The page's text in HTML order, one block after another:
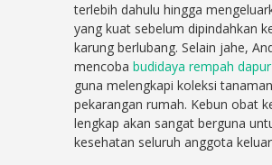
terlebih dahulu hingga
yang kuat sebelum dipindahkan
karung berlubang. Selain jahe,
mencobabudidaya rempah
guna melengkapi koleksi
pekarangan rumah. Kebun obat
lengkap akan sangat berguna
kesehatan seluruh anggota